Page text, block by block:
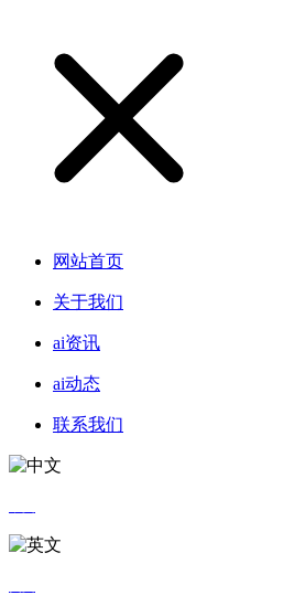
网站首页
关于我们
ai资讯
ai动态
联系我们